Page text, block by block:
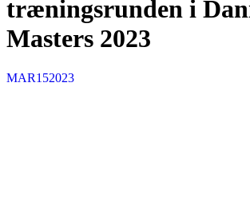
træningsrunden i
Masters 2023
MAR152023